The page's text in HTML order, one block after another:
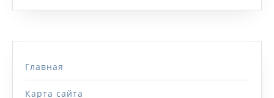
Главная
Карта сайта